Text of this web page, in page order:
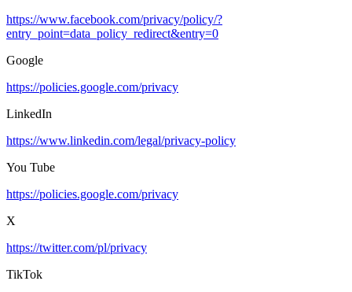
https://www.facebook.com/privacy/policy/?
entry_point=data_policy_redirect&entry=0
Google
https://policies.google.com/privacy
LinkedIn
https://www.linkedin.com/legal/privacy-policy
You Tube
https://policies.google.com/privacy
X
https://twitter.com/pl/privacy
TikTok